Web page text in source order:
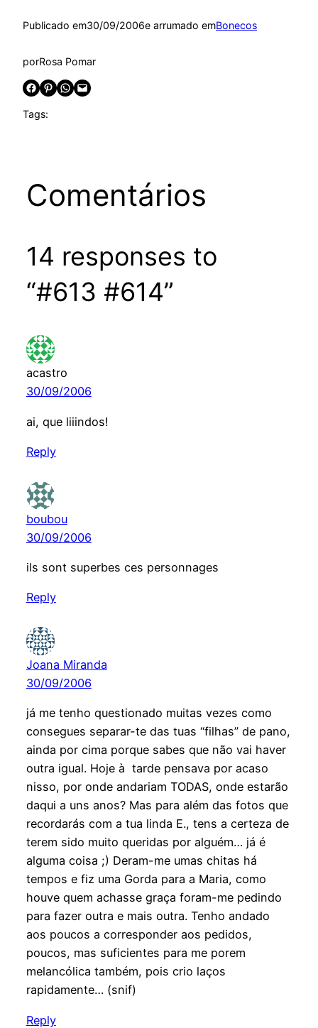
Publicado em30/09/2006e arrumado emBonecos
porRosa Pomar
Share on Facebook Share on Pinterest Share on WhatsApp Email this Page
Tags:
Comentários
14 responses to
“#613 #614”
acastro
30/09/2006
ai, que liiindos!
Reply
boubou
30/09/2006
ils sont superbes ces personnages
Reply
Joana Miranda
30/09/2006
já me tenho questionado muitas vezes como
consegues separar-te das tuas “filhas” de pano,
ainda por cima porque sabes que não vai haver
outra igual. Hoje à tarde pensava por acaso
nisso, por onde andariam TODAS, onde estarão
daqui a uns anos? Mas para além das fotos que
recordarás com a tua linda E., tens a certeza de
terem sido muito queridas por alguém… já é
alguma coisa ;) Deram-me umas chitas há
tempos e fiz uma Gorda para a Maria, como
houve quem achasse graça foram-me pedindo
para fazer outra e mais outra. Tenho andado
aos poucos a corresponder aos pedidos,
poucos, mas suficientes para me porem
melancólica também, pois crio laços
rapidamente… (snif)
Reply